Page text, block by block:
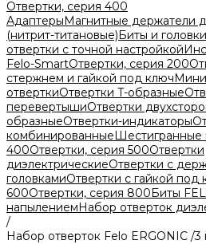
Отвертки, серия 400
АдаптерыМагнитные держатели
(нитрит-титановые)Биты и головки
отвертки с точной настройкой
Felo-SmartОтвертки, серия 200
стержнем и гайкой под ключ
отверткиОтвертки T-образные
перевертышиОтвертки
образныеОтвертки-индикаторы
комбинированныеШестигранные
400Отвертки, серия 500Отвертки
диэлектрическиеОтвертки с
головкамиОтвертки с гайкой под
600Отвертки, серия 800Биты
напылениемНабор отверток
/
Набор отверток Felo ERGONIC /3